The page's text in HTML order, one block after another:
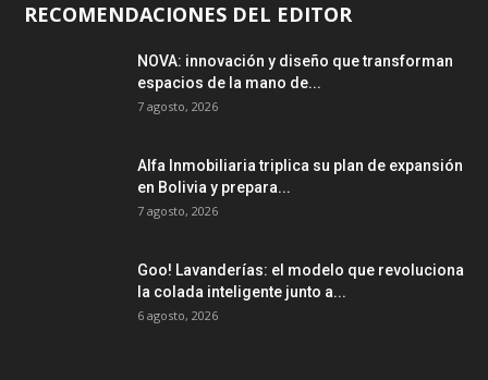
RECOMENDACIONES DEL EDITOR
NOVA: innovación y diseño que transforman
espacios de la mano de...
7 agosto, 2026
Alfa Inmobiliaria triplica su plan de expansión
en Bolivia y prepara...
7 agosto, 2026
Goo! Lavanderías: el modelo que revoluciona
la colada inteligente junto a...
6 agosto, 2026